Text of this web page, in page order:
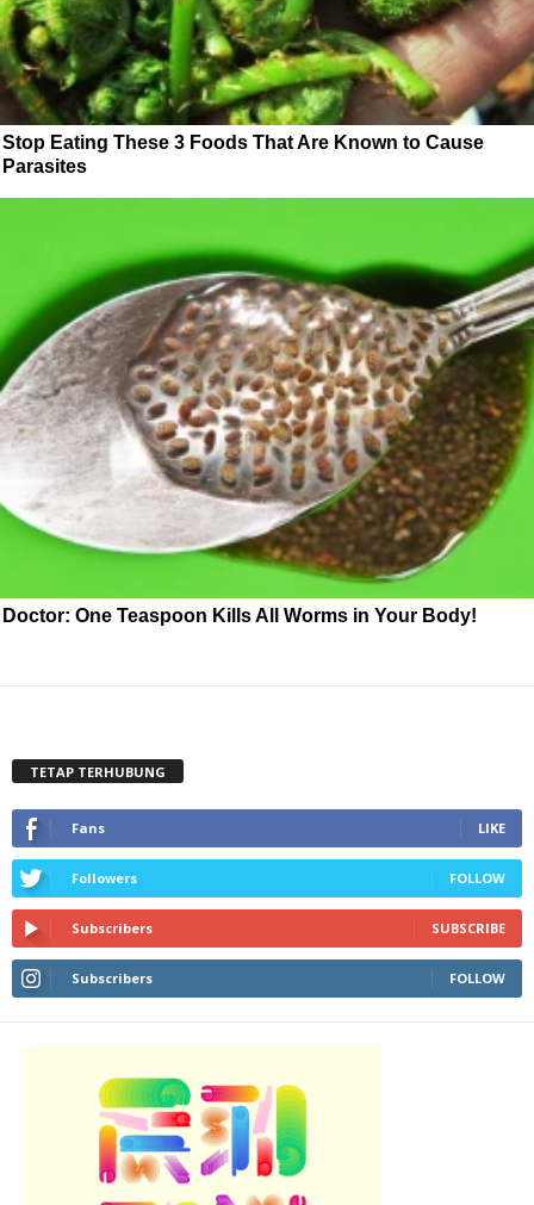
Stop Eating These 3 Foods That Are Known to Cause
Parasites
Doctor: One Teaspoon Kills All Worms in Your Body!
TETAP TERHUBUNG
Fans LIKE
Followers FOLLOW
Subscribers SUBSCRIBE
Subscribers FOLLOW